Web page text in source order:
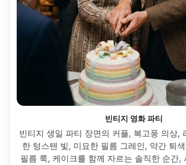
빈티지 영화 파티
빈티지 생일 파티 장면의 커플, 복고풍 의상,
한 텅스텐 빛, 미묘한 필름 그레인, 약간 퇴
필름 룩, 케이크를 함께 자르는 솔직한 순간,